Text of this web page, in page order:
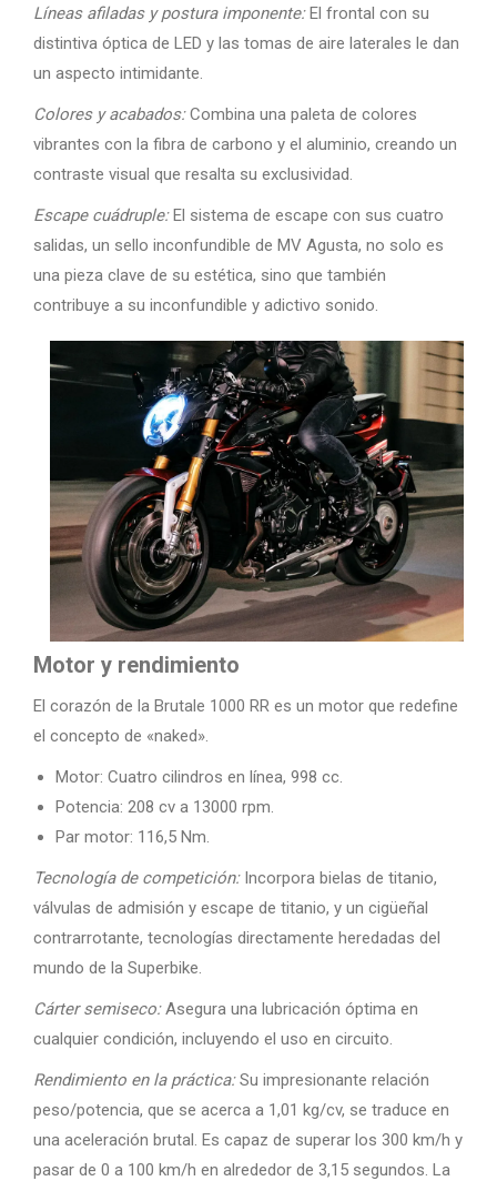
Líneas afiladas y postura imponente:El frontal con su
distintiva óptica de LED y las tomas de aire laterales le dan
un aspecto intimidante.
Colores y acabados:Combina una paleta de colores
vibrantes con la fibra de carbono y el aluminio, creando un
contraste visual que resalta su exclusividad.
Escape cuádruple:El sistema de escape con sus cuatro
salidas, un sello inconfundible de MV Agusta, no solo es
una pieza clave de su estética, sino que también
contribuye a su inconfundible y adictivo sonido.
Motor y rendimiento
El corazón de la Brutale 1000 RR es un motor que redefine
el concepto de «naked».
Motor: Cuatro cilindros en línea, 998 cc.
Potencia: 208 cv a 13000 rpm.
Par motor: 116,5 Nm.
Tecnología de competición:Incorpora bielas de titanio,
válvulas de admisión y escape de titanio, y un cigüeñal
contrarrotante, tecnologías directamente heredadas del
mundo de la Superbike.
Cárter semiseco:Asegura una lubricación óptima en
cualquier condición, incluyendo el uso en circuito.
Rendimiento en la práctica:Su impresionante relación
peso/potencia, que se acerca a 1,01 kg/cv, se traduce en
una aceleración brutal. Es capaz de superar los 300 km/h y
pasar de 0 a 100 km/h en alrededor de 3,15 segundos. La